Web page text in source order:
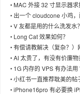
• MAC 外接 32 寸显示器
• 出一个 cloudcone 小鸡
•V 友都是用的什么洗发水
• Long Cat 效果如何？
•有偿请教解决（复杂？
•AI 太贵了，有没有价廉
• 1G 内存的 VPS 有办法
•小红书一直推荐耽美的帖
•iPhone16pro 有必要换